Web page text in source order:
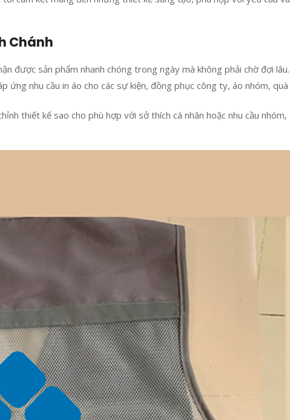
Chánh
được sản phẩm nhanh chóng trong ngày mà không phải chờ đợi lâu.
ứng nhu cầu in áo cho các sự kiện, đồng phục công ty, áo nhóm, quà
thiết kế sao cho phù hợp với sở thích cá nhân hoặc nhu cầu nhóm,